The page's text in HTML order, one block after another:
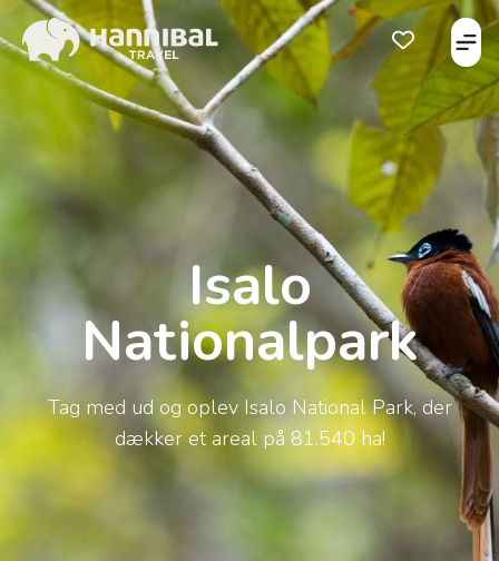
Åben
Isalo
Nationalpark
Tag med ud og oplev Isalo National Park, der
dækker et areal på 81.540 ha!